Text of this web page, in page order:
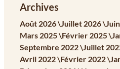
Archives
Août 2026 \Juillet 2026 \
Mars 2025 \Février 2025 \
Septembre 2022 \Juillet
Avril 2022 \Février 2022 \